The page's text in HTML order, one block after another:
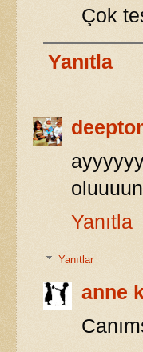
Çok
Yanıtla
Yanıtla
Yanıtlar
anne